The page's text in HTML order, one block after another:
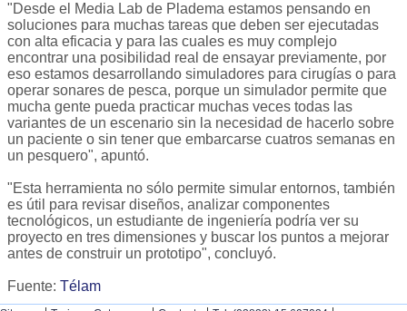
"Desde el Media Lab de Pladema estamos pensando en
soluciones para muchas tareas que deben ser ejecutadas
con alta eficacia y para las cuales es muy complejo
encontrar una posibilidad real de ensayar previamente, por
eso estamos desarrollando simuladores para cirugías o para
operar sonares de pesca, porque un simulador permite que
mucha gente pueda practicar muchas veces todas las
variantes de un escenario sin la necesidad de hacerlo sobre
un paciente o sin tener que embarcarse cuatros semanas en
un pesquero", apuntó.
"Esta herramienta no sólo permite simular entornos, también
es útil para revisar diseños, analizar componentes
tecnológicos, un estudiante de ingeniería podría ver su
proyecto en tres dimensiones y buscar los puntos a mejorar
antes de construir un prototipo", concluyó.
Fuente: Télam